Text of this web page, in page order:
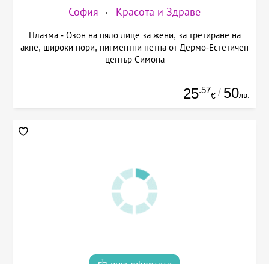
София Красота и Здраве
Плазма - Озон на цяло лице за жени, за третиране на
акне, широки пори, пигментни петна от Дермо-Естетичен
център Симона
25.57
€ / 50лв.